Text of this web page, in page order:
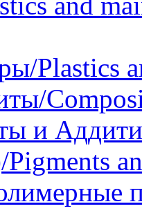
Plastics
и